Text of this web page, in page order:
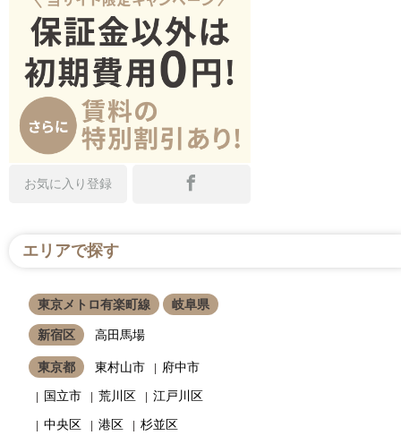
お気に入り登録
エリアで探す
東京メトロ有楽町線 岐阜県
新宿区 高田馬場
東京都 東村山市
府中市
国立市
荒川区
江戸川区
中央区
港区
杉並区